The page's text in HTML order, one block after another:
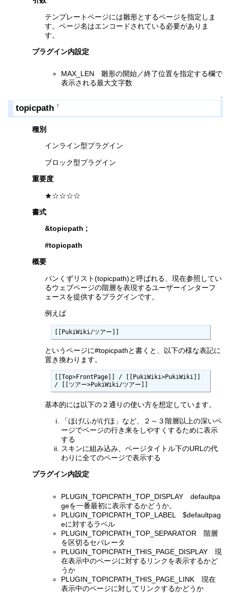
テンプレートページには雛形とするページを指定しま
す。ページ名はエンコードされている必要がありま
す。
プラグイン内設定
MAX_LEN 雛形の開始／終了位置を指定する欄で
表示される最大文字数
↑
topicpath †
種別
インライン型プラグイン
ブロック型プラグイン
重要度
★☆☆☆☆
書式
&topicpath ;
#topicpath
概要
パンくずリスト(topicpath)と呼ばれる、現在参照してい
るウェブページの階層を表現するユーザーインターフ
ェースを提供するプラグインです。
例えば
[[PukiWiki/ツアー]]
というページに#topicpathと書くと、以下の様な表記に
置き換わります。
[[Top>FrontPage]] / [[PukiWiki>PukiWiki]]
/ [[ツアー>PukiWiki/ツアー]]
基本的には以下の２通りの使い方を想定しています。
「ほげ/ふが/げほ」など、２～３階層以上の深いペ
ージでページの行き来をしやすくするために表示
する
スキンに組み込み、ページタイトル下のURLの代
わりに全てのページで表示する
プラグイン内設定
PLUGIN_TOPICPATH_TOP_DISPLAY defaultpa
geを一番最初に表示するかどうか。
PLUGIN_TOPICPATH_TOP_LABEL $defaultpag
eに対するラベル
PLUGIN_TOPICPATH_TOP_SEPARATOR 階層
を区切るセパレータ
PLUGIN_TOPICPATH_THIS_PAGE_DISPLAY 現
在表示中のページに対するリンクを表示するかど
うか
PLUGIN_TOPICPATH_THIS_PAGE_LINK 現在
表示中のページに対してリンクするかどうか